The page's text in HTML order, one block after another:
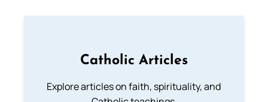
Catholic Articles
Explore articles on faith, spirituality, and